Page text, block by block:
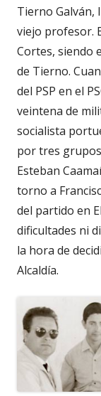
Tierno Galván,
viejo profesor.
Cortes, siendo
de Tierno.
del PSP en el
veintena de
socialista
por tres grupos
Esteban
torno a
del partido en
dificultades ni
la hora de
Alcaldía.